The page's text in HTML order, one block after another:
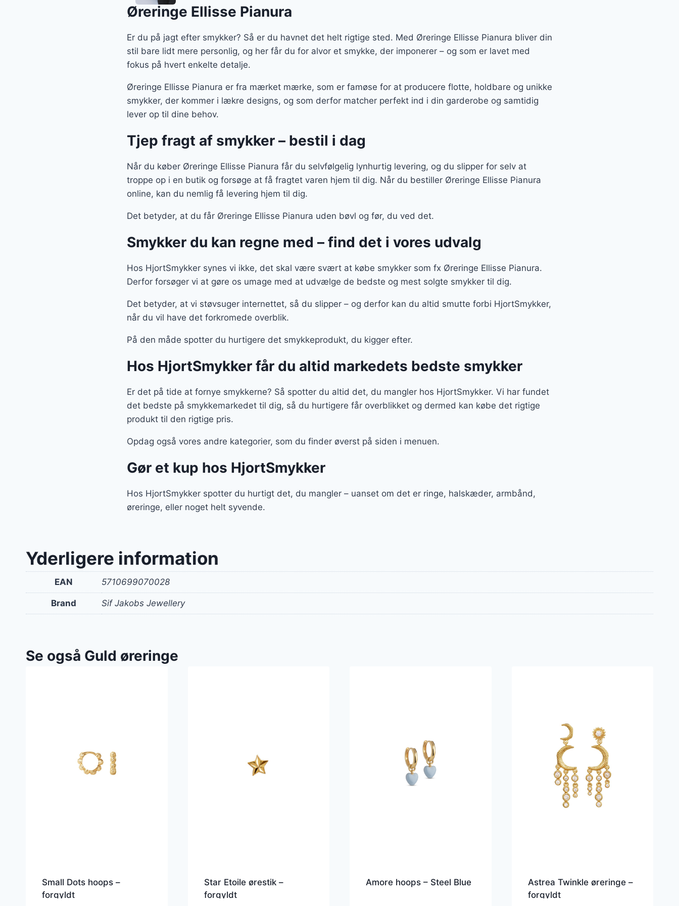
Øreringe Ellisse Pianura
Er du på jagt efter smykker? Så er du havnet det helt rigtige sted. Med Øreringe Ellisse Pianura bliver din
stil bare lidt mere personlig, og her får du for alvor et smykke, der imponerer – og som er lavet med
fokus på hvert enkelte detalje.
Øreringe Ellisse Pianura er fra mærket mærke, som er famøse for at producere flotte, holdbare og unikke
smykker, der kommer i lækre designs, og som derfor matcher perfekt ind i din garderobe og samtidig
lever op til dine behov.
Tjep fragt af smykker – bestil i dag
Når du køber Øreringe Ellisse Pianura får du selvfølgelig lynhurtig levering, og du slipper for selv at
troppe op i en butik og forsøge at få fragtet varen hjem til dig. Når du bestiller Øreringe Ellisse Pianura
online, kan du nemlig få levering hjem til dig.
Det betyder, at du får Øreringe Ellisse Pianura uden bøvl og før, du ved det.
Smykker du kan regne med – find det i vores udvalg
Hos HjortSmykker synes vi ikke, det skal være svært at købe smykker som fx Øreringe Ellisse Pianura.
Derfor forsøger vi at gøre os umage med at udvælge de bedste og mest solgte smykker til dig.
Det betyder, at vi støvsuger internettet, så du slipper – og derfor kan du altid smutte forbi HjortSmykker,
når du vil have det forkromede overblik.
På den måde spotter du hurtigere det smykkeprodukt, du kigger efter.
Hos HjortSmykker får du altid markedets bedste smykker
Er det på tide at fornye smykkerne? Så spotter du altid det, du mangler hos HjortSmykker. Vi har fundet
det bedste på smykkemarkedet til dig, så du hurtigere får overblikket og dermed kan købe det rigtige
produkt til den rigtige pris.
Opdag også vores andre kategorier, som du finder øverst på siden i menuen.
Gør et kup hos HjortSmykker
Hos HjortSmykker spotter du hurtigt det, du mangler – uanset om det er ringe, halskæder, armbånd,
øreringe, eller noget helt syvende.
Yderligere information
EAN 5710699070028
Brand Sif Jakobs Jewellery
Se også Guld øreringe
Small Dots hoops –
forgyldt
Star Etoile ørestik –
forgyldt
Amore hoops – Steel Blue
Astrea Twinkle øreringe –
forgyldt